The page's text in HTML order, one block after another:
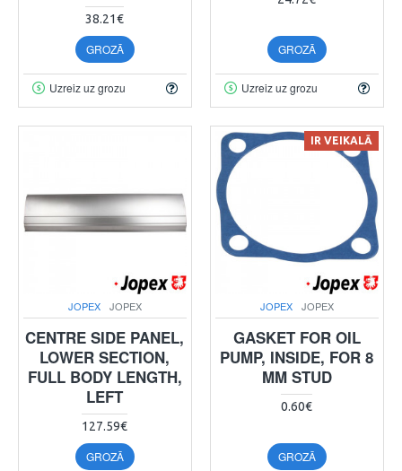
38.21€
GROZĀ
Uzreiz uz grozu
GROZĀ
Uzreiz uz grozu
JOPEX JOPEX
CENTRE SIDE PANEL,
LOWER SECTION,
FULL BODY LENGTH,
LEFT
127.59€
GROZĀ
IR VEIKALĀ
JOPEX JOPEX
GASKET FOR OIL
PUMP, INSIDE, FOR 8
MM STUD
0.60€
GROZĀ